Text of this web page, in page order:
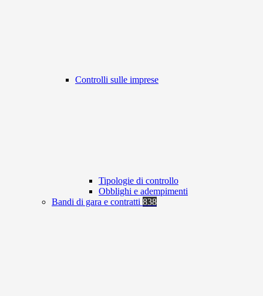
Controlli sulle imprese
Tipologie di controllo
Obblighi e adempimenti
Bandi di gara e contratti 838